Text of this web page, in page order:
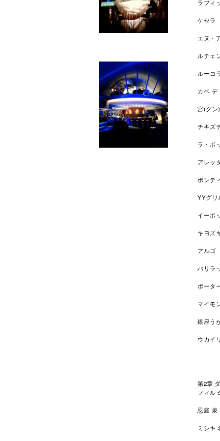
ラフ
ケセ
エヌ・
ルチ
ルー
カベ
宮(グ
チキズ
ラ・ボ
アレッ
ポンテ
YYグ
イー
キヨズ
アルゴ
バリ
ポータ
マイモ
銀座う
ウカイ
第2章
フィル
忍庭
ミシ